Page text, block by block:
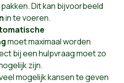
Dit kan bijvoorbeeld
in te voeren.
moet maximaal worden
bij een hulpvraag moet zo
zijn.
mogelijk kansen te geven